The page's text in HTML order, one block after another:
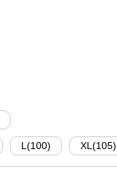
L(100) XL(105)